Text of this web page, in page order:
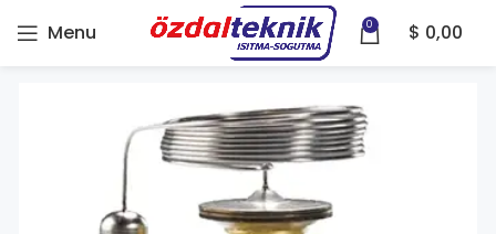
Menu 0 $ 0,00